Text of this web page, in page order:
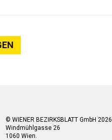
© WIENER BEZIRKSBLATT GmbH 2026
Windmühlgasse 26
1060 Wien.